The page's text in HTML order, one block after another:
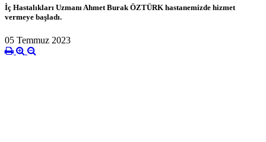
İç Hastalıkları Uzmanı Ahmet Burak ÖZTÜRK hastanemizde hizmet
vermeye başladı.
05 Temmuz 2023